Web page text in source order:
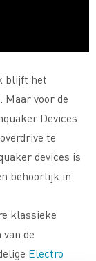
blijft het
voor de
Devices
te
devices is
behoorlijk in
klassieke
de
Electro